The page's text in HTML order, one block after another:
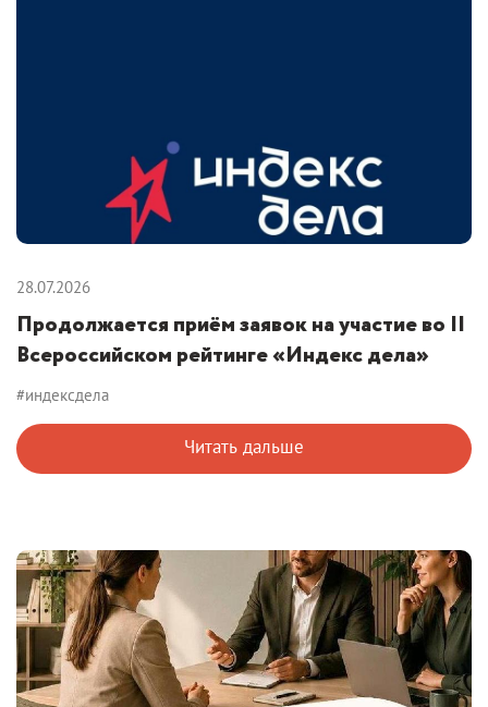
28.07.2026
Продолжается приём заявок на участие во II
Всероссийском рейтинге «Индекс дела»
#индексдела
Читать дальше